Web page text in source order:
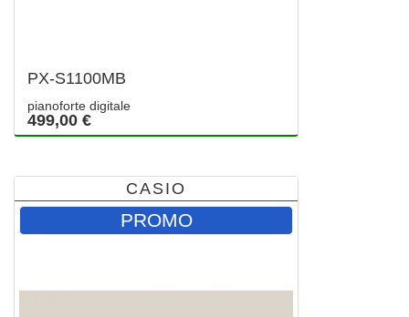
PX-S1100MB
pianoforte digitale
499,00 €
CASIO
PROMO